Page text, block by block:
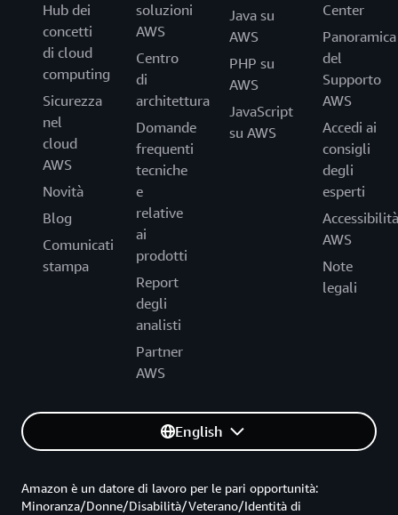
Hub dei
concetti
di cloud
computing
Sicurezza
nel
cloud
AWS
Novità
Blog
Comunicati
stampa
soluzioni
AWS
Centro
di
architettura
Domande
frequenti
tecniche
e
relative
ai
prodotti
Report
degli
analisti
Partner
AWS
Java su
AWS
PHP su
AWS
JavaScript
su AWS
Center
Panoramica
del
Supporto
AWS
Accedi ai
consigli
degli
esperti
Accessibilità
AWS
Note
legali
English
Amazon è un datore di lavoro per le pari opportunità:
Minoranza/Donne/Disabilità/Veterano/Identità di